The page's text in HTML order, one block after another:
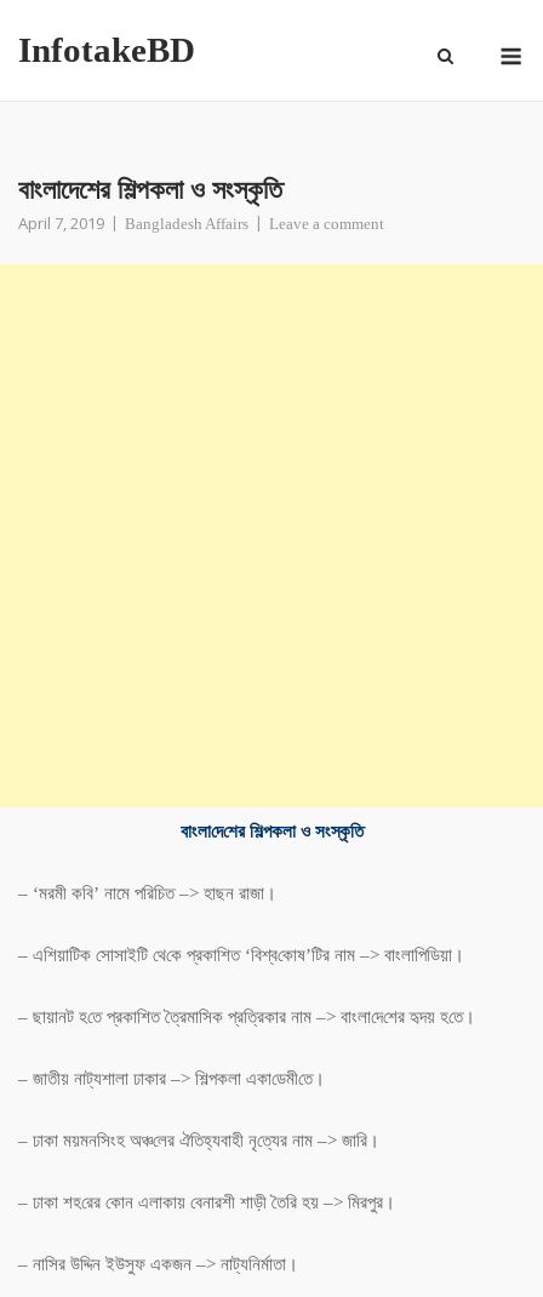
InfotakeBD
বাংলাদেশের শিল্পকলা ও সংস্কৃতি
April 7, 2019 Bangladesh Affairs Leave a comment
বাংলাদেশের শিল্পকলা ও সংস্কৃতি
– ‘মরমী ক‌বি’ নামে প‌রি‌চিত –> হাছন রাজা।
– এ‌শিয়া‌টিক সোসাই‌টি থে‌কে প্রকা‌শিত ‘বিশ্ব‌কোষ‌’টির নাম –> বাংলা‌পি‌ডিয়া।
– ছায়ানট হ‌তে প্রকাশিত ত্রৈমা‌সিক প্র‌ত্রিকার নাম –> বাংলা‌দে‌শের হৃদয় হ‌তে।
– জাতীয় নাট্যশালা ঢাকার –> শিল্পকলা একা‌ডেমী‌তে।
– ঢাকা ময়মন‌সিংহ অঞ্চ‌লের ঐ‌তিহ্যবাহী নৃ‌ত্যের নাম –> জা‌রি।
– ঢাকা শহ‌রের কোন এলাকায় বেনারশী শাড়ী তৈ‌রি হয় –> মিরপুর।
– না‌সির উ‌দ্দিন ইউসুফ একজন –> নাট্য‌নির্মাতা।